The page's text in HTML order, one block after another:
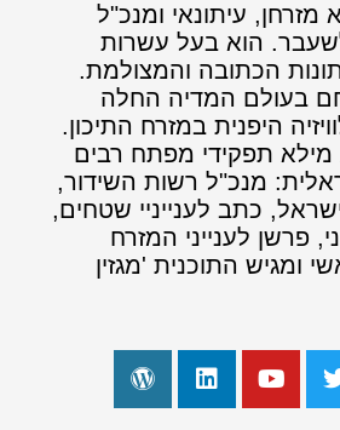
מזרחן, עיתונאי ומנכ"ל
הוא בעל עשרות
הכתובה והמצולמת.
בעולם המדיה החלה
היפנית במזרח התיכון.
תפקידי מפתח רבים
מנכ"ל רשות השידור,
כתב לענייניי שטחים,
פרשן לענייני המזרח
ומגיש התוכנית 'מגזין